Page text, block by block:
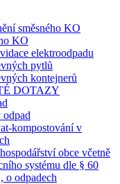
směsného KO
KO
elektroodpadu
pytlů
kontejnerů
DOTAZY
kompostování v
obce včetně
systému dle § 60
o odpadech